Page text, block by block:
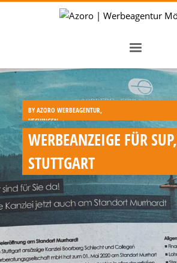
WERBEANZEIGE FÜR SUP,
STUTTGART
BYAZORO WERBEAGENTUR,
HECHINGEN,